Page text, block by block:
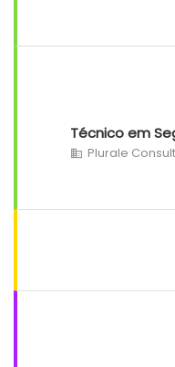
Técnico em
Plurale